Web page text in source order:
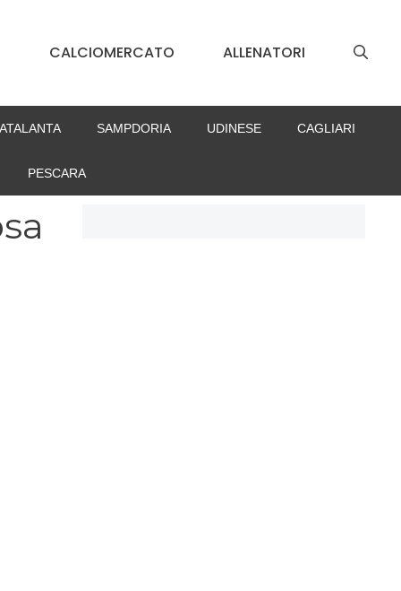
CALCIOMERCATO ALLENATORI
ATALANTA SAMPDORIA UDINESE CAGLIARI
PESCARA